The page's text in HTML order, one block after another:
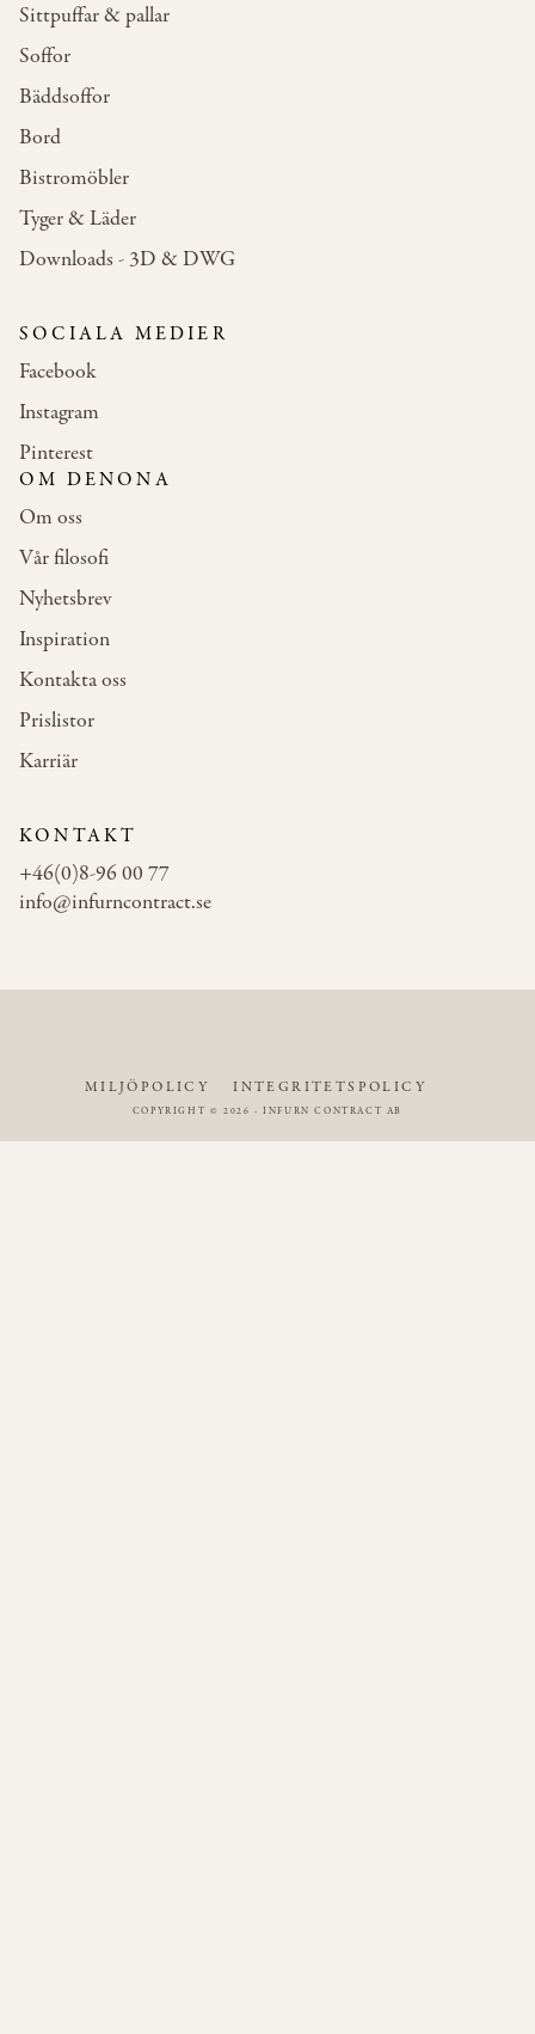
Sittpuffar & pallar
Soffor
Bäddsoffor
Bord
Bistromöbler
Tyger & Läder
Downloads - 3D & DWG
SOCIALA MEDIER
Facebook
Instagram
Pinterest
OM DENONA
Om oss
Vår filosofi
Nyhetsbrev
Inspiration
Kontakta oss
Prislistor
Karriär
KONTAKT
+46(0)8-96 00 77
info@infurncontract.se
MILJÖPOLICY INTEGRITETSPOLICY
COPYRIGHT © 2026 - INFURN CONTRACT AB